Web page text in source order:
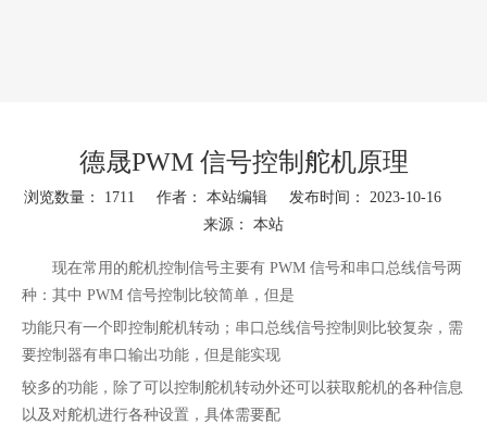
德晟PWM 信号控制舵机原理
浏览数量： 1711 作者： 本站编辑 发布时间： 2023-10-16
来源： 本站
["wechat","weibo","qzone","douban","email"]
现在常用的舵机控制信号主要有 PWM 信号和串口总线信号两
种：其中 PWM 信号控制比较简单，但是
功能只有一个即控制舵机转动；串口总线信号控制则比较复杂，需
要控制器有串口输出功能，但是能实现
较多的功能，除了可以控制舵机转动外还可以获取舵机的各种信息
以及对舵机进行各种设置，具体需要配